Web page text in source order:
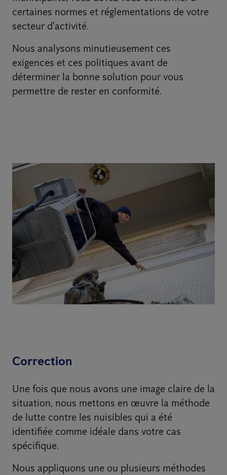
certaines normes et réglementations de votre
secteur d'activité.
Nous analysons minutieusement ces
exigences et ces politiques avant de
déterminer la bonne solution pour vous
permettre de rester en conformité.
Correction
Une fois que nous avons une image claire de la
situation, nous mettons en œuvre la méthode
de lutte contre les nuisibles qui a été
identifiée comme idéale dans votre cas
spécifique.
Nous appliquons une ou plusieurs méthodes